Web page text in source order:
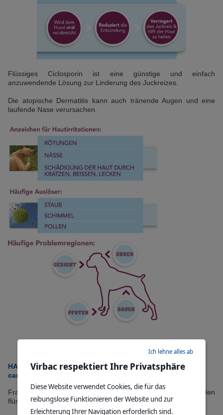
Flüssiges Ciclosporin ist eine günstige und einfach
anzuwendende Lösung zur Linderung des Juckreizes.
Die atopische Dermatitis kann auch tränende Augen und eine
laufende Nase verursachen.
HAPPY durch eine günstige Lösung zur Behandlung der
caninen atopischen Dermatitis
Fragen Sie Ihren Tierarzt nach dem einfach zu verabreichenden
flüssigen Ciclosporin, damit Sie und Ihr Hund happy sind.
Virbac respektiert Ihre Privatsphäre
Diese Website verwendet Cookies, die für das
reibungslose Funktionieren der Website und zur
Erleichterung Ihrer Navigation erforderlich sind.
Ich lehne alles ab